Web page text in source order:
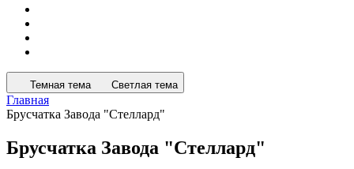
Темная тема Светлая тема
Главная
Брусчатка Завода "Стеллард"
Брусчатка Завода "Стеллард"